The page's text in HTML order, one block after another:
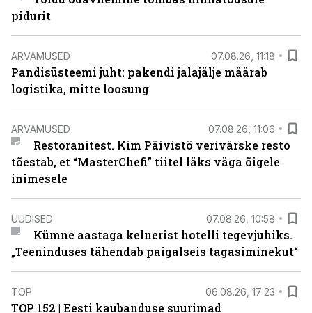
pidurit
ARVAMUSED 07.08.26, 11:18
Pandisüsteemi juht: pakendi jalajälje määrab
logistika, mitte loosung
ARVAMUSED 07.08.26, 11:06
Restoranitest. Kim Päivistö verivärske resto
tõestab, et “MasterChefi” tiitel läks väga õigele
inimesele
UUDISED 07.08.26, 10:58
Kümne aastaga kelnerist hotelli tegevjuhiks.
„Teeninduses tähendab paigalseis tagasiminekut“
TOP 06.08.26, 17:23
TOP 152 | Eesti kaubanduse suurimad